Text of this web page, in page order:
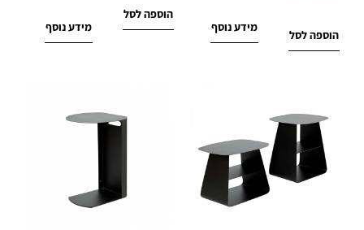
הוספה לסל
מידע נוסף
הוספה לסל
מידע נוסף